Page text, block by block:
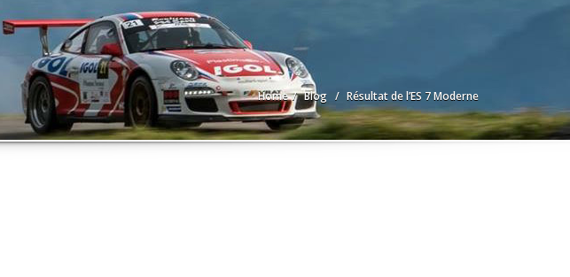
Home Blog Résultat de l’ES 7 Moderne